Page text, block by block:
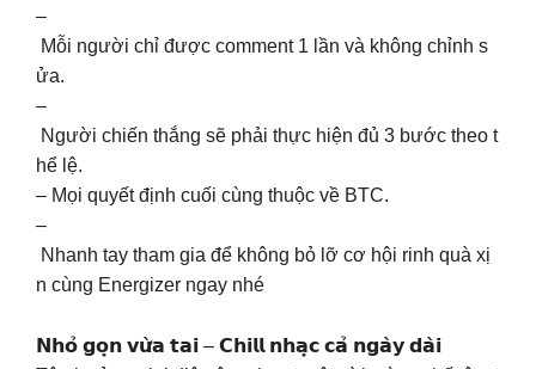
–
Mỗi người chỉ được comment 1 lần và không chỉnh s
ửa.
–
Người chiến thắng sẽ phải thực hiện đủ 3 bước theo t
hể lệ.
– Mọi quyết định cuối cùng thuộc về BTC.
–
Nhanh tay tham gia để không bỏ lỡ cơ hội rinh quà xị
n cùng Energizer ngay nhé
𝗡𝗵𝗼̉ 𝗴𝗼̣𝗻 𝘃𝘂̛̀𝗮 𝘁𝗮𝗶 – 𝗖𝗵𝗶𝗹𝗹 𝗻𝗵𝗮̣𝗰 𝗰𝗮̉ 𝗻𝗴𝗮̀𝘆 𝗱𝗮̀𝗶